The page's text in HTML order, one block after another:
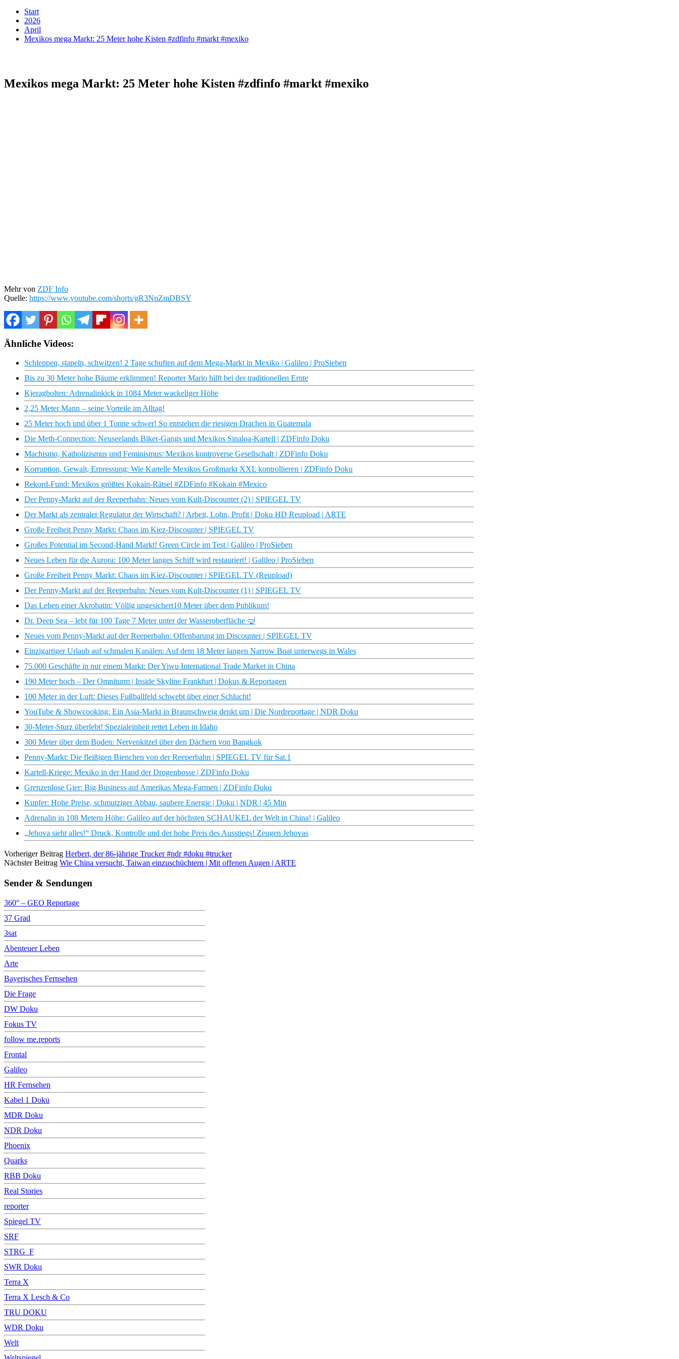
Start
2026
April
Mexikos mega Markt: 25 Meter hohe Kisten #zdfinfo #markt #mexiko
Mexikos mega Markt: 25 Meter hohe Kisten #zdfinfo #markt #mexiko
Mehr von ZDF Info
Quelle: https://www.youtube.com/shorts/gR3NnZmDBSY
Ähnliche Videos:
Schleppen, stapeln, schwitzen! 2 Tage schuften auf dem Mega-Markt in Mexiko | Galileo | ProSieben
Bis zu 30 Meter hohe Bäume erklimmen! Reporter Mario hilft bei der traditionellen Ernte
Kjeragbolten: Adrenalinkick in 1084 Meter wackeliger Höhe
2,25 Meter Mann – seine Vorteile im Alltag!
25 Meter hoch und über 1 Tonne schwer! So entstehen die riesigen Drachen in Guatemala
Die Meth-Connection: Neuseelands Biker-Gangs und Mexikos Sinaloa-Kartell | ZDFinfo Doku
Machismo, Katholizismus und Feminismus: Mexikos kontroverse Gesellschaft | ZDFinfo Doku
Korruption, Gewalt, Erpressung: Wie Kartelle Mexikos Großmarkt XXL kontrollieren | ZDFinfo Doku
Rekord-Fund: Mexikos größtes Kokain-Rätsel #ZDFinfo #Kokain #Mexico
Der Penny-Markt auf der Reeperbahn: Neues vom Kult-Discounter (2) | SPIEGEL TV
Der Markt als zentraler Regulator der Wirtschaft? | Arbeit, Lohn, Profit | Doku HD Reupload | ARTE
Große Freiheit Penny Markt: Chaos im Kiez-Discounter | SPIEGEL TV
Großes Potential im Second-Hand Markt! Green Circle im Test | Galileo | ProSieben
Neues Leben für die Aurora: 100 Meter langes Schiff wird restauriert! | Galileo | ProSieben
Große Freiheit Penny Markt: Chaos im Kiez-Discounter | SPIEGEL TV (Reupload)
Der Penny-Markt auf der Reeperbahn: Neues vom Kult-Discounter (1) | SPIEGEL TV
Das Leben einer Akrobatin: Völlig ungesichert10 Meter über dem Publikum!
Dr. Deep Sea – lebt für 100 Tage 7 Meter unter der Wasseroberfläche 🤿
Neues vom Penny-Markt auf der Reeperbahn: Offenbarung im Discounter | SPIEGEL TV
Einzigartiger Urlaub auf schmalen Kanälen: Auf dem 18 Meter langen Narrow Boat unterwegs in Wales
75.000 Geschäfte in nur einem Markt: Der Yiwu International Trade Market in China
190 Meter hoch – Der Omniturm | Inside Skyline Frankfurt | Dokus & Reportagen
100 Meter in der Luft: Dieses Fußballfeld schwebt über einer Schlucht!
YouTube & Showcooking: Ein Asia-Markt in Braunschweig denkt um | Die Nordreportage | NDR Doku
30-Meter-Sturz überlebt! Spezialeinheit rettet Leben in Idaho
300 Meter über dem Boden: Nervenkitzel über den Dächern von Bangkok
Penny-Markt: Die fleißigen Bienchen von der Reeperbahn | SPIEGEL TV für Sat.1
Kartell-Kriege: Mexiko in der Hand der Drogenbosse | ZDFinfo Doku
Grenzenlose Gier: Big Business auf Amerikas Mega-Farmen | ZDFinfo Doku
Kupfer: Hohe Preise, schmutziger Abbau, saubere Energie | Doku | NDR | 45 Min
Adrenalin in 108 Metern Höhe: Galileo auf der höchsten SCHAUKEL der Welt in China! | Galileo
„Jehova sieht alles!“ Druck, Kontrolle und der hohe Preis des Ausstiegs! Zeugen Jehovas
Vorheriger Beitrag Herbert, der 86-jährige Trucker #ndr #doku #trucker
Nächster Beitrag Wie China versucht, Taiwan einzuschüchtern | Mit offenen Augen | ARTE
Sender & Sendungen
360° – GEO Reportage
37 Grad
3sat
Abenteuer Leben
Arte
Bayerisches Fernsehen
Die Frage
DW Doku
Fokus TV
follow me.reports
Frontal
Galileo
HR Fernsehen
Kabel 1 Doku
MDR Doku
NDR Doku
Phoenix
Quarks
RBB Doku
Real Stories
reporter
Spiegel TV
SRF
STRG_F
SWR Doku
Terra X
Terra X Lesch & Co
TRU DOKU
WDR Doku
Welt